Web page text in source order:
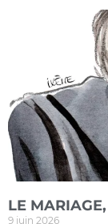
LE
9 juin 2026